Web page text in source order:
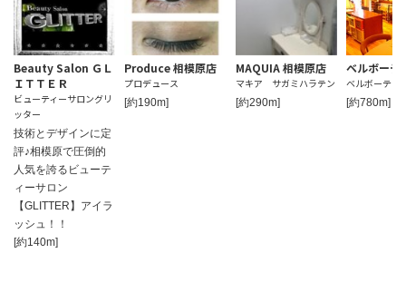
Beauty Salon ＧＬ
ＩＴＴＥＲ
ビューティーサロングリ
ッター
技術とデザインに定
評♪相模原で圧倒的
人気を誇るビューテ
ィーサロン
【GLITTER】アイラ
ッシュ！！
[約140m]
Produce 相模原店
プロデュース
[約190m]
MAQUIA 相模原店
マキア サガミハラテン
[約290m]
ベルボーテ
ベルボーテ
[約780m]